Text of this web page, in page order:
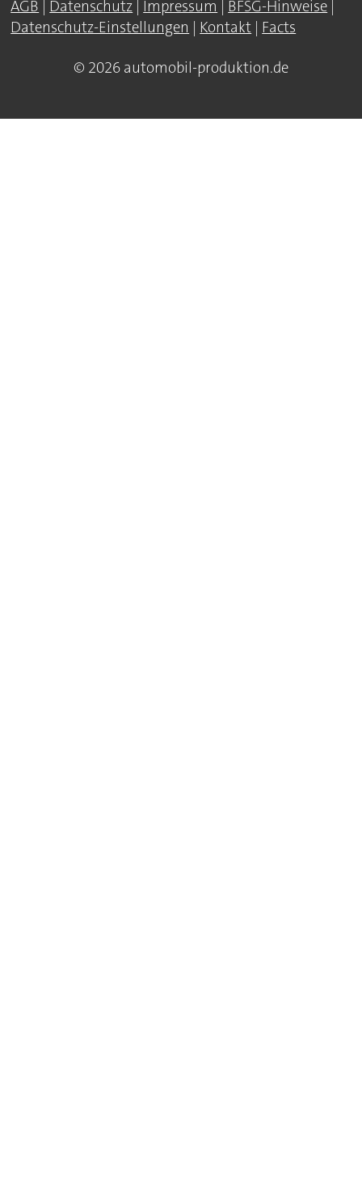
AGB Datenschutz Impressum BFSG-Hinweise
Datenschutz-Einstellungen | Kontakt | Facts
© 2026 automobil-produktion.de